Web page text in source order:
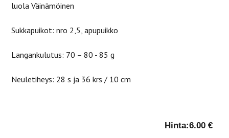
luola Väinämöinen
Sukkapuikot: nro 2,5, apupuikko
Langankulutus: 70 – 80 - 85 g
Neuletiheys: 28 s ja 36 krs / 10 cm
Hinta:6.00 €